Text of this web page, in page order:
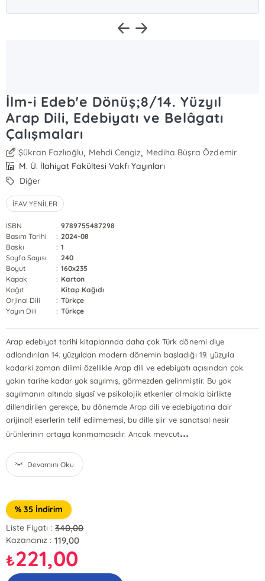
İlm-i Edeb'e Dönüş;8/14. Yüzyıl
Arap Dili, Edebiyatı ve Belâgatı
Çalışmaları
Şükran Fazlıoğlu, Mehdi Cengiz, Mediha Büşra Özdemir
M. Ü. İlahiyat Fakültesi Vakfı Yayınları
Diğer
İFAV YENİLER
ISBN : 9789755487298
Basım Tarihi
: 2024-08
Baskı
: 1
Sayfa Sayısı
: 240
Boyut
: 160x235
Kapak
: Karton
Kağıt
: Kitap Kağıdı
Orjinal Dili
: Türkçe
Yayın Dili
: Türkçe
Arap edebiyat tarihi kitaplarında daha çok Türk dönemi diye
adlandırılan 14. yüzyıldan modern dönemin başladığı 19. yüzyıla
kadarki zaman dilimi özellikle Arap dili ve edebiyatı açısından çok
yakın tarihe kadar yok sayılmış, görmezden gelinmiştir. Bu yok
sayılmanın altında siyasî ve psikolojik etkenler olmakla birlikte
dillendirilen gerekçe, bu dönemde Arap dili ve edebiyatına dair
orijinal! eserlerin telif edilmemesi, bu dille şiir ve sanatsal nesir
ürünlerinin ortaya konmamasıdır. Ancak mevcut...
Devamını Oku
% 35 İndirim
Liste Fiyatı : 340,00
Kazancınız : 119,00
₺221,00